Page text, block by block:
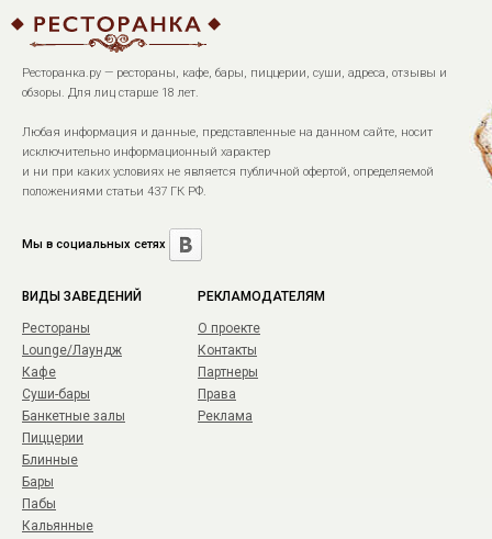
Ресторанка.ру — рестораны, кафе, бары, пиццерии, суши, адреса, отзывы и
обзоры. Для лиц старше 18 лет.
Любая информация и данные, представленные на данном сайте, носит
исключительно информационный характер
и ни при каких условиях не является публичной офертой, определяемой
положениями статьи 437 ГК РФ.
Мы в социальных сетях
ВИДЫ ЗАВЕДЕНИЙ
Рестораны
Lounge/Лаундж
Кафе
Суши-бары
Банкетные залы
Пиццерии
Блинные
Бары
Пабы
Кальянные
РЕКЛАМОДАТЕЛЯМ
О проекте
Контакты
Партнеры
Права
Реклама